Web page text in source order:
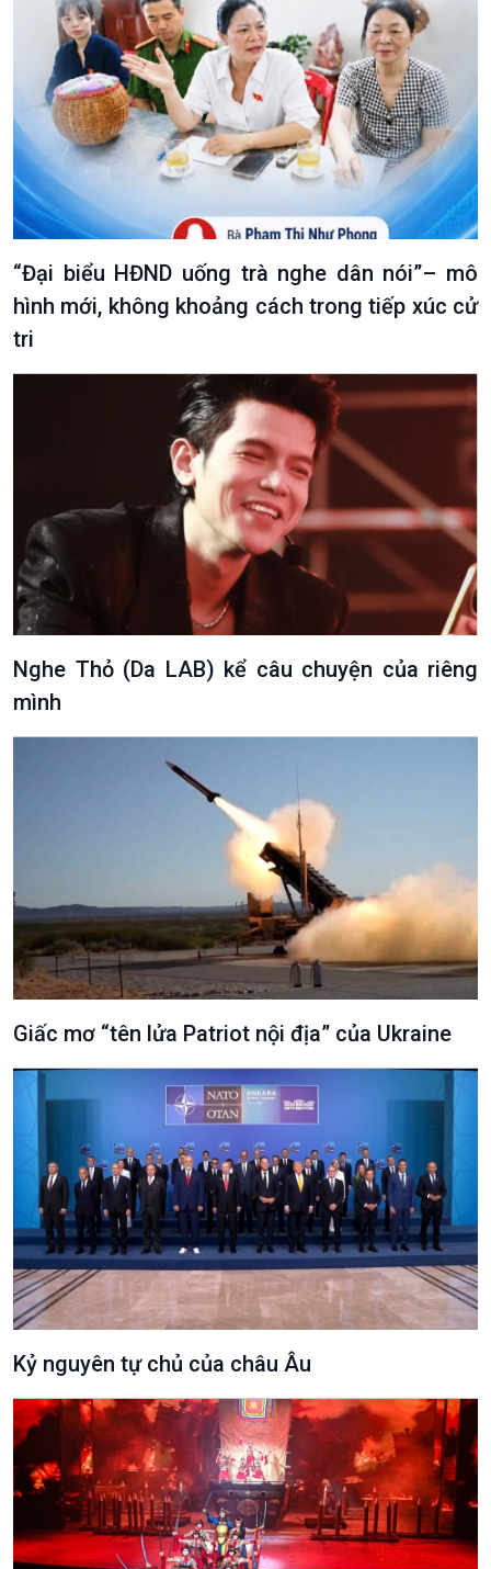
Văn hoá & Du lịch
Tin Văn hoá & Du lịch
Chát với người nổi tiếng
Câu chuyện Thể thao
Multimedia
Ảnh
Video
Infographic
E-Magazine
Podcast
Góc nhìn VOV1
Bình luận
10 phút Sự kiện - Luận bàn
Câu chuyện thời sự
Dòng chảy sự kiện
Đối thoại
Diễn đàn chủ nhật
Chuyện đêm
“Đại biểu HĐND uống trà nghe dân nói”– mô
hình mới, không khoảng cách trong tiếp xúc cử
tri
Nghe Thỏ (Da LAB) kể câu chuyện của riêng
mình
Giấc mơ “tên lửa Patriot nội địa” của Ukraine
Kỷ nguyên tự chủ của châu Âu